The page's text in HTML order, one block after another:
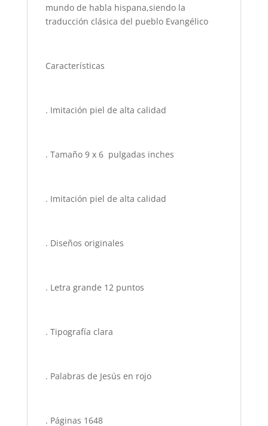
mundo de habla hispana,siendo la
traducción clásica del pueblo Evangélico
Características
. Imitación piel de alta calidad
. Tamaño 9 x 6 pulgadas inches
. Imitación piel de alta calidad
. Diseños originales
. Letra grande 12 puntos
. Tipografía clara
. Palabras de Jesús en rojo
. Páginas 1648